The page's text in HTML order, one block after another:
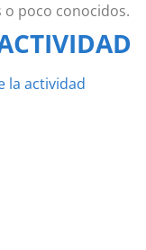
poco conocidos.
la actividad